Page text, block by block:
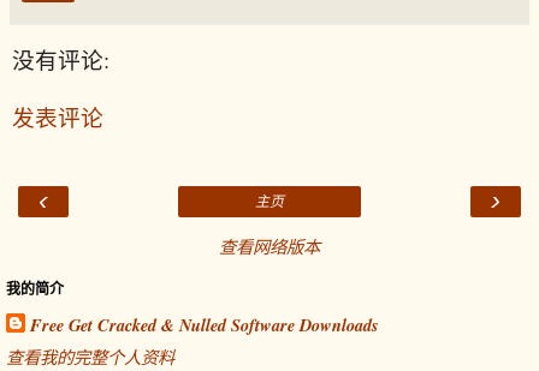
没有评论:
发表评论
‹ ›
主页
查看网络版本
我的简介
Free Get Cracked & Nulled Software Downloads
查看我的完整个人资料